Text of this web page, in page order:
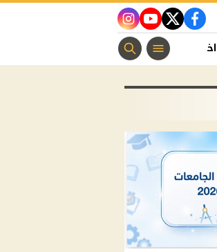
facebook
twitter
youtube
instagram
اخبار الفن منوعات مسيحية